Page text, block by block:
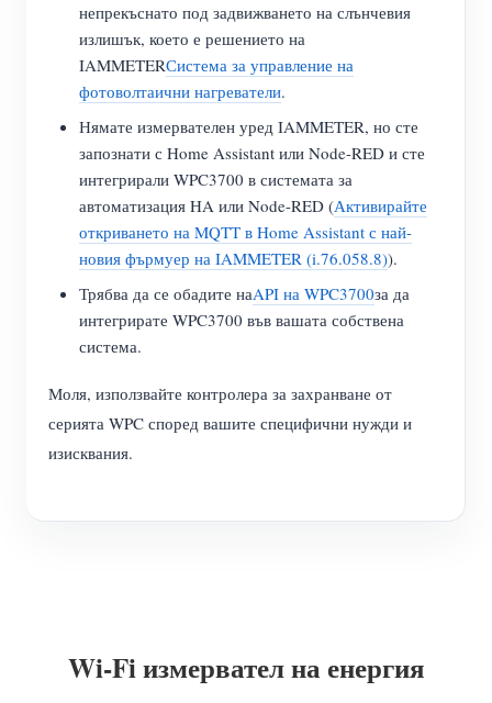
непрекъснато под задвижването на слънчевия
излишък, което е решението на
IAMMETERСистема за управление на
фотоволтаични нагреватели.
Нямате измервателен уред IAMMETER, но сте
запознати с Home Assistant или Node-RED и сте
интегрирали WPC3700 в системата за
автоматизация HA или Node-RED (Активирайте
откриването на MQTT в Home Assistant с най-
новия фърмуер на IAMMETER (i.76.058.8)).
Трябва да се обадите наAPI на WPC3700за да
интегрирате WPC3700 във вашата собствена
система.
Моля, използвайте контролера за захранване от
серията WPC според вашите специфични нужди и
изисквания.
Wi-Fi измервател на енергия